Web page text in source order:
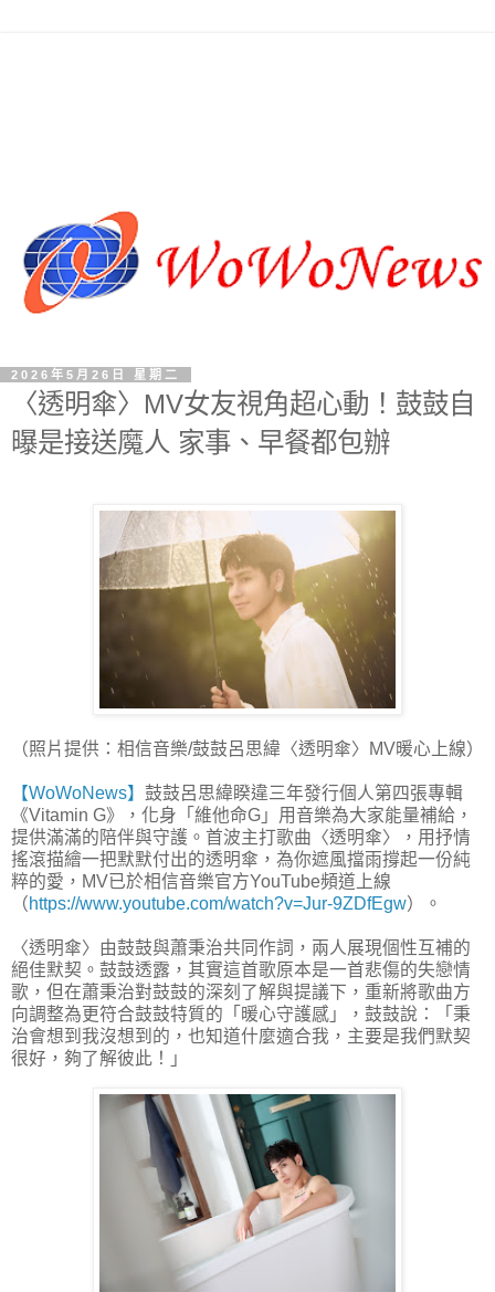
2026年5月26日 星期二
〈透明傘〉MV女友視角超心動！鼓鼓自
曝是接送魔人 家事、早餐都包辦
（照片提供：相信音樂/鼓鼓呂思緯〈透明傘〉MV暖心上線）
【WoWoNews】 鼓鼓呂思緯睽違三年發行個人第四張專輯
《Vitamin G》，化身「維他命G」用音樂為大家能量補給，
提供滿滿的陪伴與守護。首波主打歌曲〈透明傘〉，用抒情
搖滾描繪一把默默付出的透明傘，為你遮風擋雨撐起一份純
粹的愛，MV已於相信音樂官方YouTube頻道上線
（https://www.youtube.com/watch?v=Jur-9ZDfEgw）。
〈透明傘〉由鼓鼓與蕭秉治共同作詞，兩人展現個性互補的
絕佳默契。鼓鼓透露，其實這首歌原本是一首悲傷的失戀情
歌，但在蕭秉治對鼓鼓的深刻了解與提議下，重新將歌曲方
向調整為更符合鼓鼓特質的「暖心守護感」，鼓鼓說：「秉
治會想到我沒想到的，也知道什麼適合我，主要是我們默契
很好，夠了解彼此！」